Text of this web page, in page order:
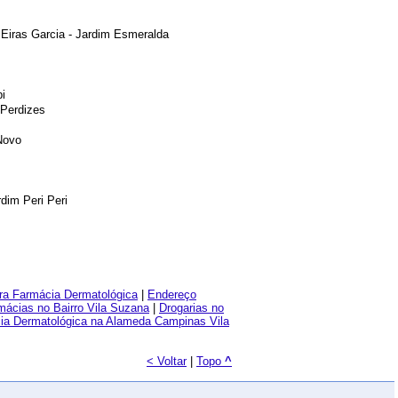
Garcia - Jardim Esmeralda
Peri Peri
Farmácia Dermatológica|
Endereço
no Bairro Vila Suzana|
Drogarias no
Dermatológica na Alameda Campinas Vila
< Voltar| Topo ^